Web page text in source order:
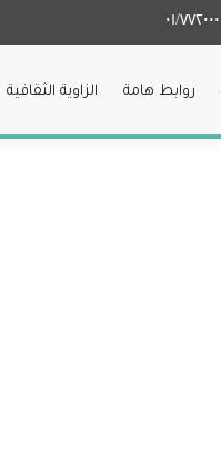
٠١/٧٧٢٠٠٠
روابط هامة الزاوية الثقافية